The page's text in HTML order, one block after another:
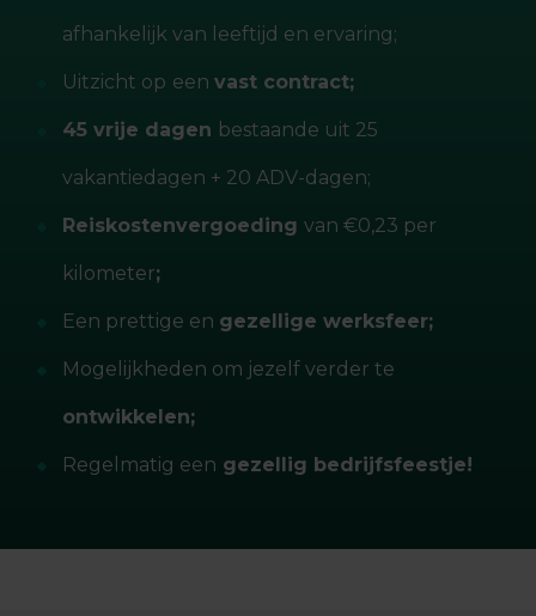
afhankelijk van leeftijd en ervaring;
Uitzicht op een vast contract;
45 vrije dagen bestaande uit 25
vakantiedagen + 20 ADV-dagen;
Reiskostenvergoeding van €0,23 per
kilometer;
Een prettige en gezellige werksfeer;
Mogelijkheden om jezelf verder te
ontwikkelen;
Regelmatig een gezellig bedrijfsfeestje!